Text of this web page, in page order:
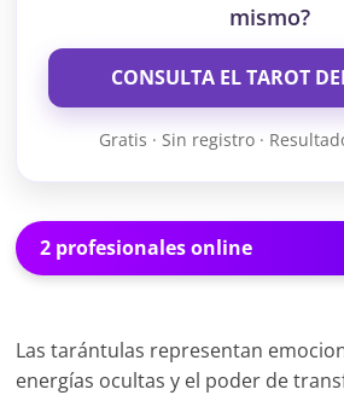
mismo?
CONSULTA EL TAROT
Gratis · Sin registro ·
2 profesionales online
Las tarántulas representan
energías ocultas y el poder de